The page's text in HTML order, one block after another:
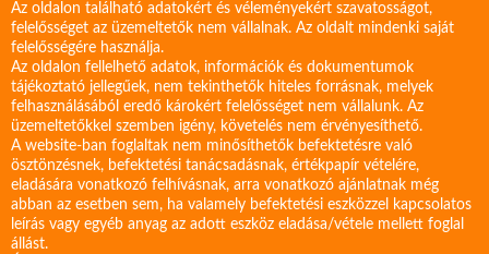
Az oldalon található adatokért és véleményekért szavatosságot,
felelősséget az üzemeltetők nem vállalnak. Az oldalt mindenki saját
felelősségére használja.
Az oldalon fellelhető adatok, információk és dokumentumok
tájékoztató jellegűek, nem tekinthetők hiteles forrásnak, melyek
felhasználásából eredő károkért felelősséget nem vállalunk. Az
üzemeltetőkkel szemben igény, követelés nem érvényesíthető.
A website-ban foglaltak nem minősíthetők befektetésre való
ösztönzésnek, befektetési tanácsadásnak, értékpapír vételére,
eladására vonatkozó felhívásnak, arra vonatkozó ajánlatnak még
abban az esetben sem, ha valamely befektetési eszközzel kapcsolatos
leírás vagy egyéb anyag az adott eszköz eladása/vétele mellett foglal
állást.